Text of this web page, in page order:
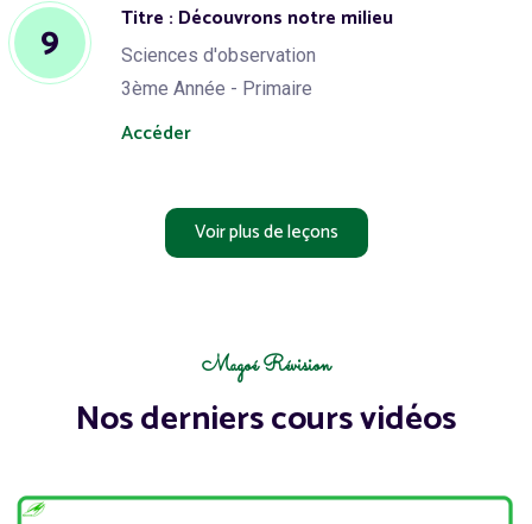
9 Titre : Découvrons notre milieu
Sciences d'observation
3ème Année - Primaire
Accéder
Voir plus de leçons
Magoé Révision
Nos derniers cours vidéos